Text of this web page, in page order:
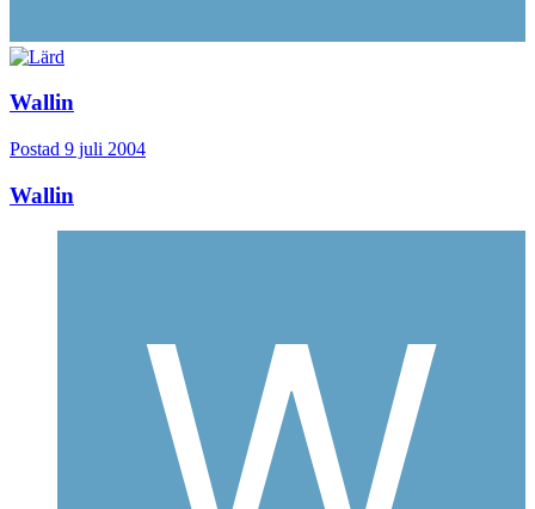
Wallin
Postad 9 juli 2004
Wallin